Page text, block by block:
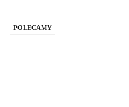
POLECAMY